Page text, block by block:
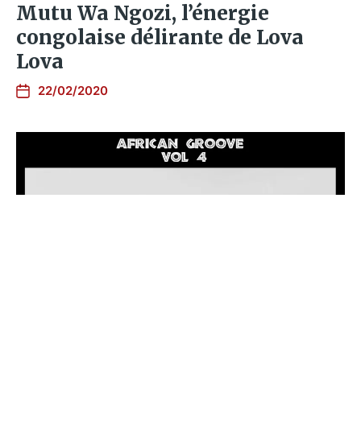
Mutu Wa Ngozi, l’énergie
congolaise délirante de Lova
Lova
22/02/2020